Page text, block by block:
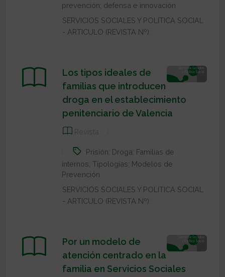
prevención; defensa e innovación
SERVICIOS SOCIALES Y POLITICA SOCIAL
- ARTICULO (REVISTA Nº):
Los tipos ideales de
familias que introducen
droga en el establecimiento
penitenciario de Valencia
Revista
Prisión; Droga; Familias de
internos; Tipologías; Modelos de
Prevención
SERVICIOS SOCIALES Y POLITICA SOCIAL
- ARTICULO (REVISTA Nº):
Por un modelo de
atención centrado en la
familia en Servicios Sociales